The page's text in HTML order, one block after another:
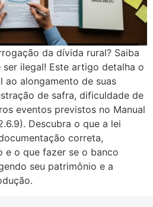
da dívida rural? Saiba
ilegal! Este artigo detalha o
alongamento de suas
de safra, dificuldade de
eventos previstos no Manual
Descubra o que a lei
correta,
e o que fazer se o banco
seu patrimônio e a